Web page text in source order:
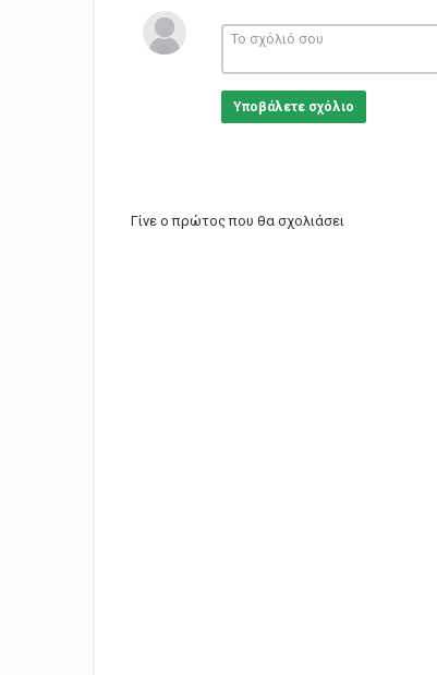
Υποβάλετε σχόλιο
Γίνε ο πρώτος που θα σχολιάσει